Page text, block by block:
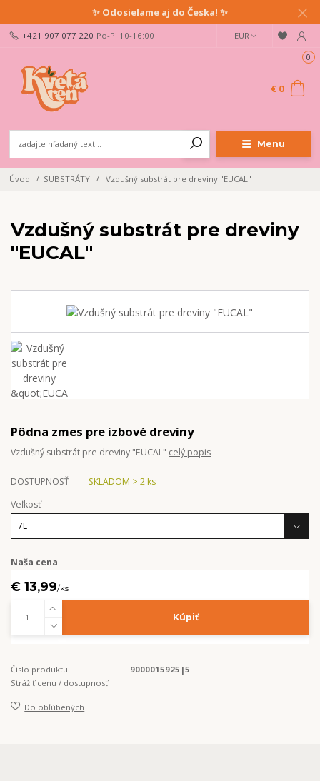
✨ Odosielame aj do Česka! ✨
Menu
EUR
+421 907 077 220 Po-Pi 10-16:00
0
€ 0
Úvod SUBSTRÁTY Vzdušný substrát pre dreviny "EUCAL"
Vzdušný substrát pre dreviny
"EUCAL"
Pôdna zmes pre izbové dreviny
Vzdušný substrát pre dreviny "EUCAL" celý popis
DOSTUPNOSŤ
SKLADOM > 2 ks
Veľkosť
Naša cena
€ 13,99/ks
Kúpiť
Číslo produktu:
9000015925|5
Strážiť cenu / dostupnosť
Do obľúbených